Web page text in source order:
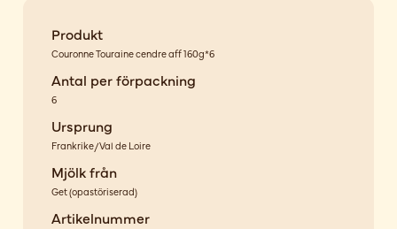
Produkt
Couronne Touraine cendre aff 160g*6
Antal per förpackning
6
Ursprung
Frankrike/Val de Loire
Mjölk från
Get(opastöriserad)
Artikelnummer